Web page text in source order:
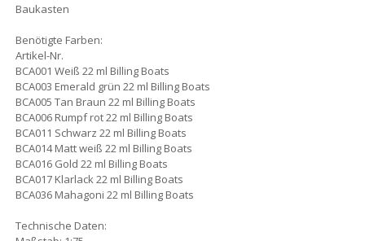
Baukasten
Benötigte Farben:
Artikel-Nr.
BCA001 Weiß 22 ml Billing Boats
BCA003 Emerald grün 22 ml Billing Boats
BCA005 Tan Braun 22 ml Billing Boats
BCA006 Rumpf rot 22 ml Billing Boats
BCA011 Schwarz 22 ml Billing Boats
BCA014 Matt weiß 22 ml Billing Boats
BCA016 Gold 22 ml Billing Boats
BCA017 Klarlack 22 ml Billing Boats
BCA036 Mahagoni 22 ml Billing Boats
Technische Daten: